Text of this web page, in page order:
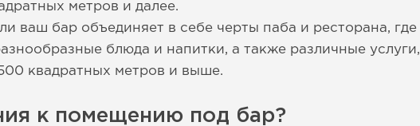
метров и далее.
ваш бар объединяет в себе черты паба и ресторана, где
блюда и напитки, а также различные услуги,
квадратных метров и выше.
к помещению под бар?